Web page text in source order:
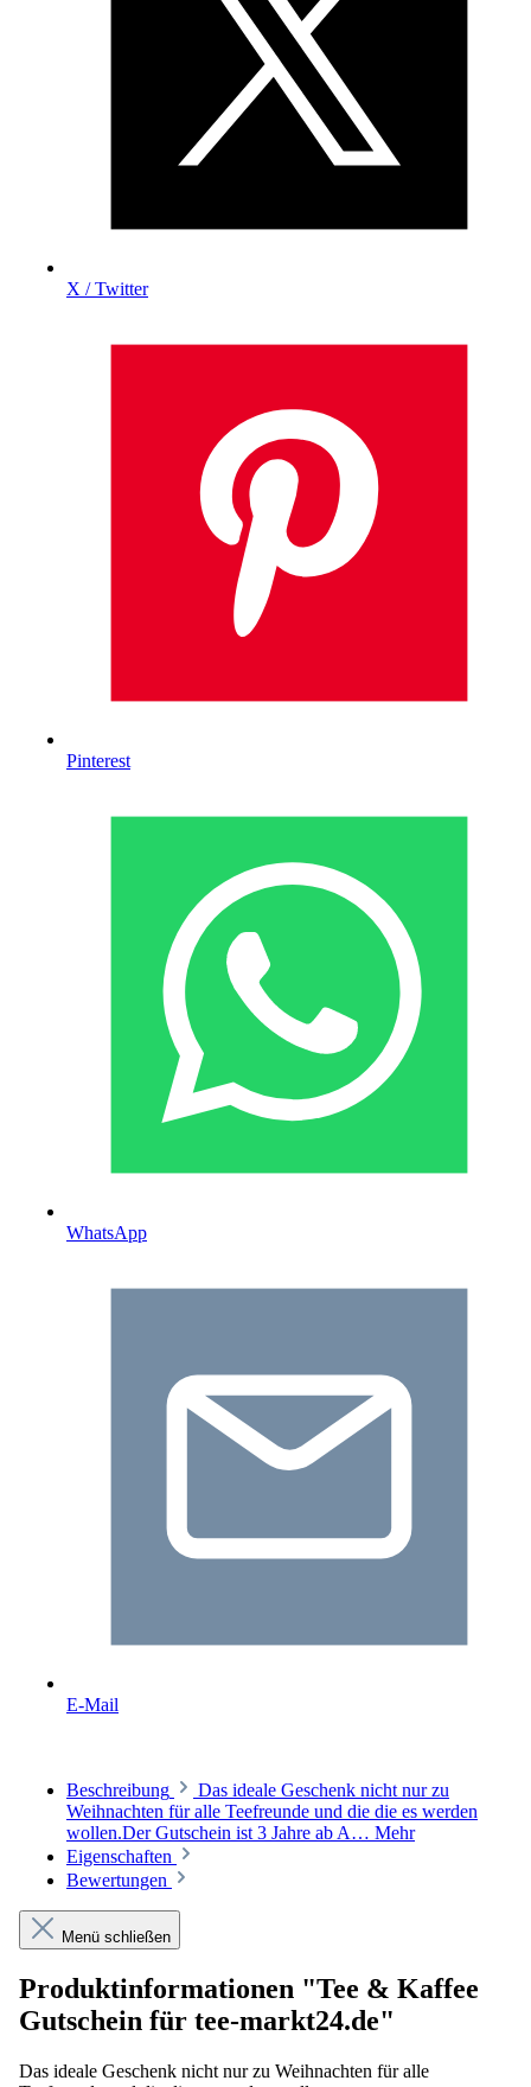
X / Twitter
Pinterest
WhatsApp
E-Mail
Beschreibung
Das ideale Geschenk nicht nur zu
Weihnachten für alle Teefreunde und die die es werden
wollen.Der Gutschein ist 3 Jahre ab A… Mehr
Eigenschaften
Bewertungen
Menü schließen
Produktinformationen "Tee & Kaffee
Gutschein für tee-markt24.de"
Das ideale Geschenk nicht nur zu Weihnachten für alle